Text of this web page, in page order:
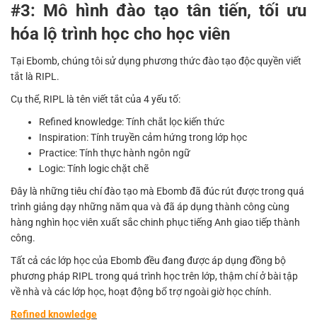
#3: Mô hình đào tạo tân tiến, tối ưu
hóa lộ trình học cho học viên
Tại Ebomb, chúng tôi sử dụng phương thức đào tạo độc quyền viết
tắt là RIPL.
Cụ thể, RIPL là tên viết tắt của 4 yếu tố:
Refined knowledge: Tính chắt lọc kiến thức
Inspiration: Tính truyền cảm hứng trong lớp học
Practice: Tính thực hành ngôn ngữ
Logic: Tính logic chặt chẽ
Đây là những tiêu chí đào tạo mà Ebomb đã đúc rút được trong quá
trình giảng dạy những năm qua và đã áp dụng thành công cùng
hàng nghìn học viên xuất sắc chinh phục tiếng Anh giao tiếp thành
công.
Tất cả các lớp học của Ebomb đều đang được áp dụng đồng bộ
phương pháp RIPL trong quá trình học trên lớp, thậm chí ở bài tập
về nhà và các lớp học, hoạt động bổ trợ ngoài giờ học chính.
Refined knowledge